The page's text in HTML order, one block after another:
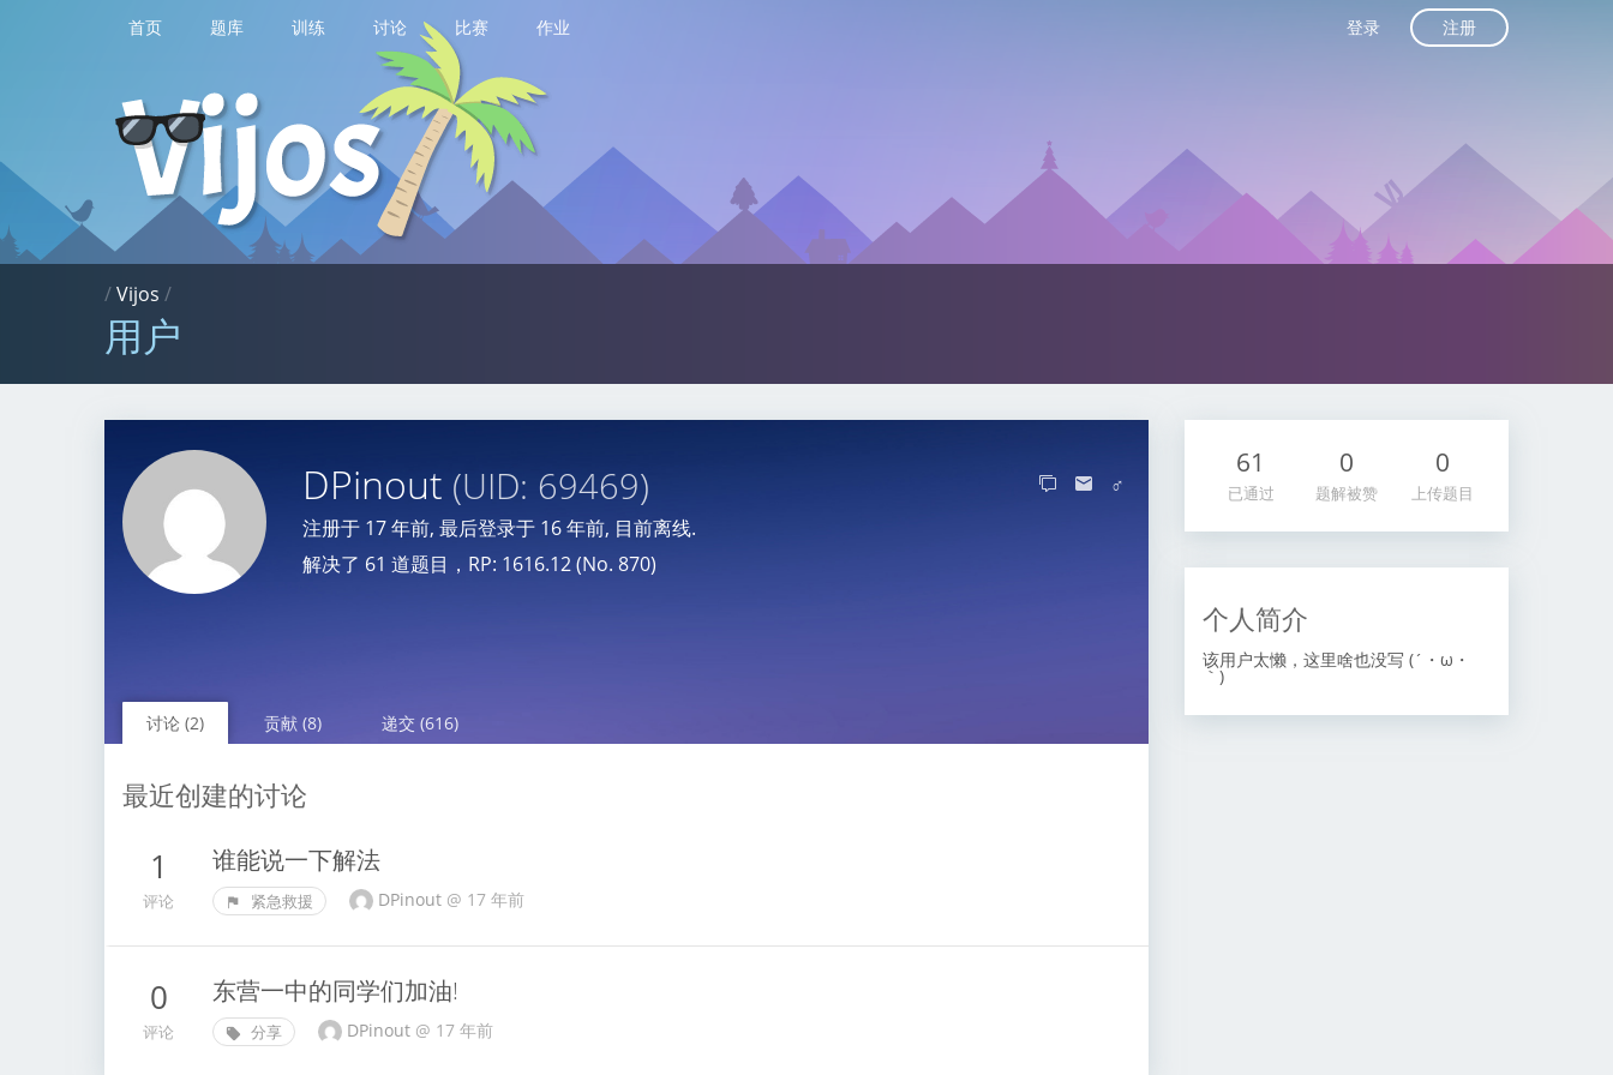
首页 题库 训练 讨论 比赛 作业 登录 注册
/Vijos /
用户
DPinout (UID: 69469)
注册于 17 年前, 最后登录于 16 年前, 目前离线.
解决了 61 道题目，RP: 1616.12 (No. 870)
♂
讨论 (2) 贡献 (8) 递交 (616)
最近创建的讨论
1
评论
谁能说一下解法
紧急救援 DPinout @ 17 年前
0
评论
东营一中的同学们加油!
分享 DPinout @ 17 年前
61
已通过
0
题解被赞
0
上传题目
个人简介
该用户太懒，这里啥也没写 (´・ω・
｀)